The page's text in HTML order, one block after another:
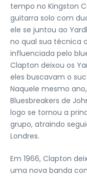
tempo no Kingston
guitarra solo com
ele se juntou ao
no qual sua técnica
influenciada pelo
Clapton deixou os
eles buscavam o
Naquele mesmo
Bluesbreakers de
logo se tornou a
grupo, atraindo
Londres.
Em 1966, Clapton
uma nova banda